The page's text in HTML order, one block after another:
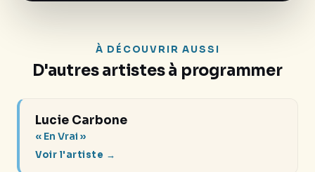
À DÉCOUVRIR AUSSI
D'autres artistes à programmer
Lucie Carbone
« En Vrai »
Voir l'artiste →